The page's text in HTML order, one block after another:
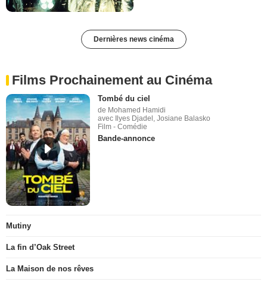
Dernières news cinéma
Films Prochainement au Cinéma
Tombé du ciel
de Mohamed Hamidi
avec Ilyes Djadel, Josiane Balasko
Film - Comédie
Bande-annonce
Mutiny
La fin d’Oak Street
La Maison de nos rêves